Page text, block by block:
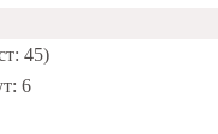
45)
6